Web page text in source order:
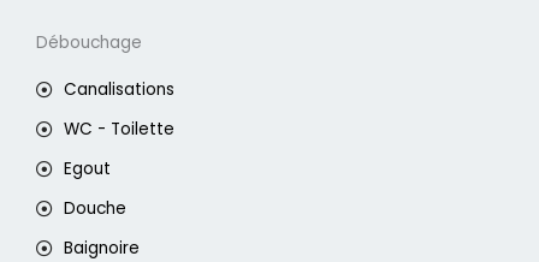
Débouchage
Canalisations
WC - Toilette
Egout
Douche
Baignoire